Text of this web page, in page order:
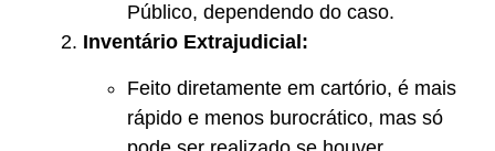
Público, dependendo do caso.
Inventário Extrajudicial:
Feito diretamente em cartório, é mais
rápido e menos burocrático, mas só